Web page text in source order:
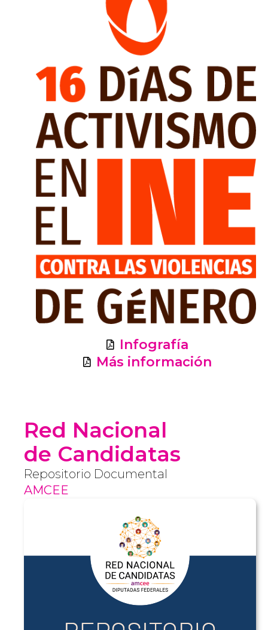
Infografía
Más información
Red Nacional
de Candidatas
Repositorio Documental
AMCEE